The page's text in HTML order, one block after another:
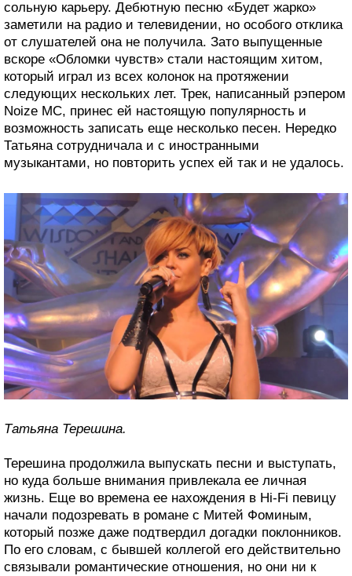
сольную карьеру. Дебютную песню «Будет жарко»
заметили на радио и телевидении, но особого отклика
от слушателей она не получила. Зато выпущенные
вскоре «Обломки чувств» стали настоящим хитом,
который играл из всех колонок на протяжении
следующих нескольких лет. Трек, написанный рэпером
Noize MC, принес ей настоящую популярность и
возможность записать еще несколько песен. Нередко
Татьяна сотрудничала и с иностранными
музыкантами, но повторить успех ей так и не удалось.
Татьяна Терешина.
Терешина продолжила выпускать песни и выступать,
но куда больше внимания привлекала ее личная
жизнь. Еще во времена ее нахождения в Hi-Fi певицу
начали подозревать в романе с Митей Фоминым,
который позже даже подтвердил догадки поклонников.
По его словам, с бывшей коллегой его действительно
связывали романтические отношения, но они ни к